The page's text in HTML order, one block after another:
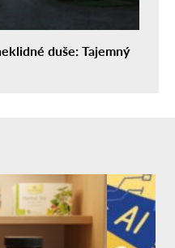
duše: Tajemný